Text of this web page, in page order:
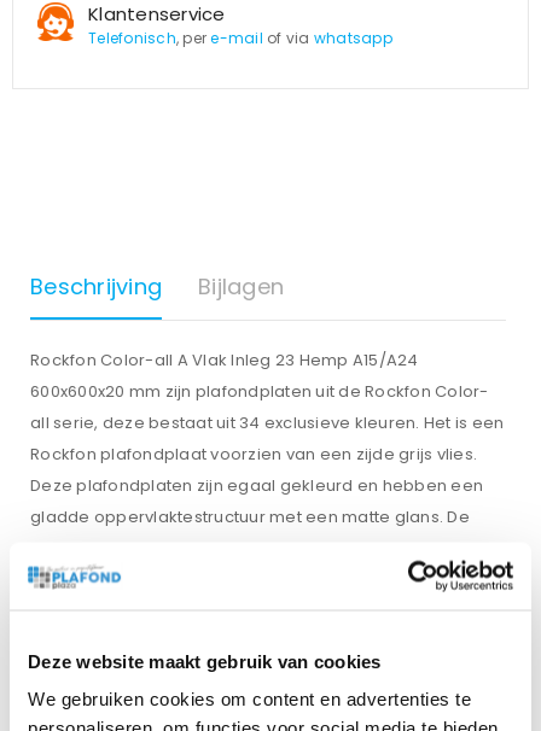
Deze website maakt gebruik van cookies
We gebruiken cookies om content en advertenties te
Klantenservice
Telefonisch, pere-mail of via whatsapp
Beschrijving Bijlagen
Rockfon Color-all A Vlak Inleg 23 Hemp A15/A24
600x600x20 mm zijn plafondplaten uit de Rockfon Color-
all serie, deze bestaat uit 34 exclusieve kleuren. Het is een
Rockfon plafondplaat voorzien van een zijde grijs vlies.
Deze plafondplaten zijn egaal gekleurd en hebben een
gladde oppervlaktestructuur met een matte glans. De
1200×600 mm. De plafondplaten van Rockfon zijn 100%
Gewicht